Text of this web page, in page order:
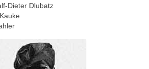
Dieter Dlubatz